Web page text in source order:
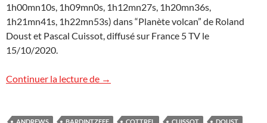
1h00mn10s, 1h09mn0s, 1h12mn27s, 1h20mn36s,
1h21mn41s, 1h22mn53s) dans “Planète volcan” de Roland
Doust et Pascal Cuissot, diffusé sur France 5 TV le
15/10/2020.
Continuer la lecture de Planète volcan sur France 5 TV
→
ANDREWS BARDINTZEFF COTTREL CUISSOT
DOUST